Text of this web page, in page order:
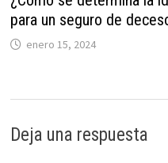
para un seguro de
enero 15, 2024
Deja una respuesta